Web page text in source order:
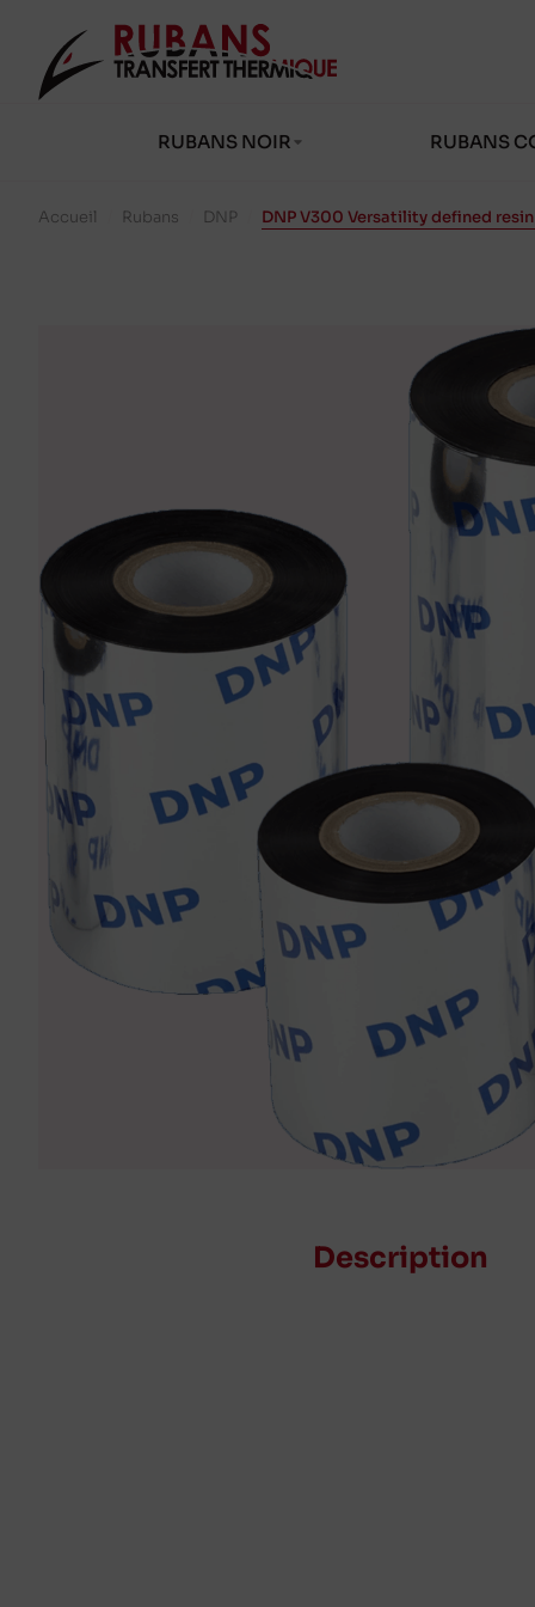
RUBANS NOIR RUBANS
Accueil Rubans DNP DNP V300 Versatility defined
Description